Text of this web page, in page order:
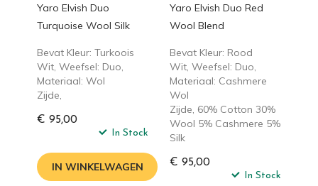
Yaro Elvish Duo
Turquoise Wool Silk
Bevat Kleur: Turkoois
Wit, Weefsel: Duo,
Materiaal: Wol
Zijde,
€ 95,00
In Stock
IN WINKELWAGEN
Yaro Elvish Duo Red
Wool Blend
Bevat Kleur: Rood
Wit, Weefsel: Duo,
Materiaal: Cashmere
Wol
Zijde, 60% Cotton 30%
Wool 5% Cashmere 5%
Silk
€ 95,00
In Stock